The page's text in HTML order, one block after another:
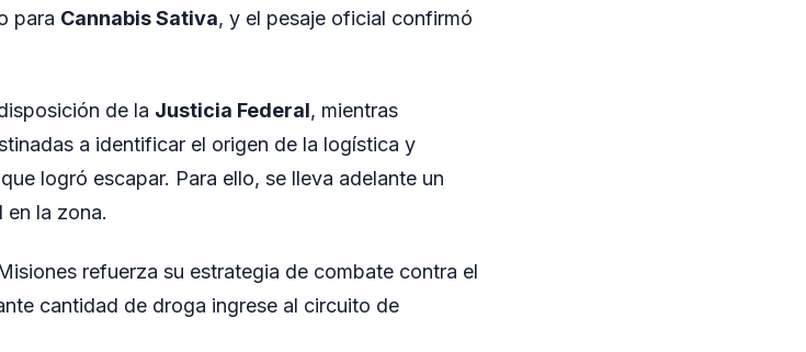
para Cannabis Sativa, y el pesaje oficial confirmó
de la Justicia Federal, mientras
a identificar el origen de la logística y
logró escapar. Para ello, se lleva adelante un
en la zona.
refuerza su estrategia de combate contra el
cantidad de droga ingrese al circuito de